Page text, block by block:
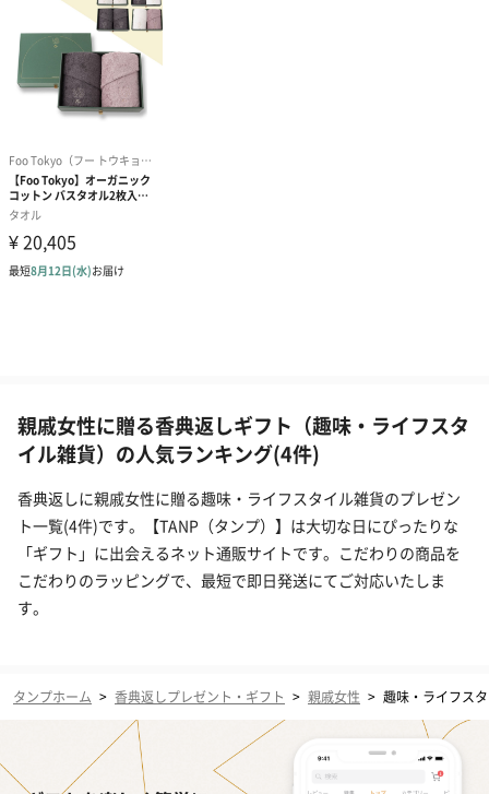
親戚女性に贈る香典返しギフト（趣味・ライフスタ
イル雑貨）の人気ランキング(4件)
香典返しに親戚女性に贈る趣味・ライフスタイル雑貨のプレゼン
ト一覧(4件)です。【TANP（タンプ）】は大切な日にぴったりな
「ギフト」に出会えるネット通販サイトです。こだわりの商品を
こだわりのラッピングで、最短で即日発送にてご対応いたしま
す。
タンプホーム > 香典返しプレゼント・ギフト > 親戚女性 > 趣味・ライフス